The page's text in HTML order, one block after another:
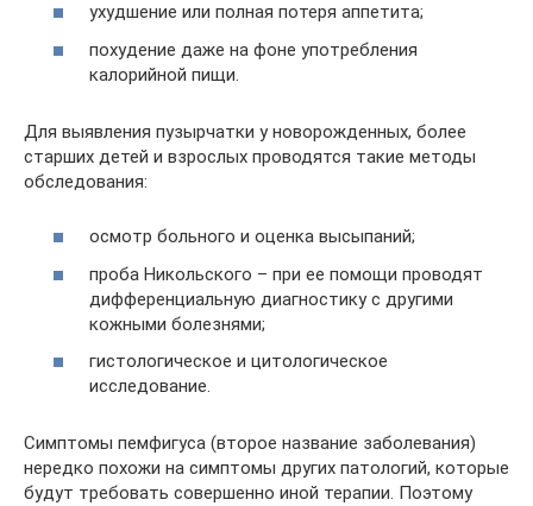
ухудшение или полная потеря аппетита;
похудение даже на фоне употребления
калорийной пищи.
Для выявления пузырчатки у новорожденных, более
старших детей и взрослых проводятся такие методы
обследования:
осмотр больного и оценка высыпаний;
проба Никольского – при ее помощи проводят
дифференциальную диагностику с другими
кожными болезнями;
гистологическое и цитологическое
исследование.
Симптомы пемфигуса (второе название заболевания)
нередко похожи на симптомы других патологий, которые
будут требовать совершенно иной терапии. Поэтому